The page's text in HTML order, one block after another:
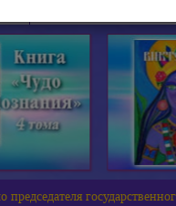
председателя